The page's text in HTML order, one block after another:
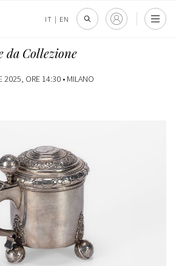
IT | EN
Collezione
2025, ORE 14:30 • MILANO